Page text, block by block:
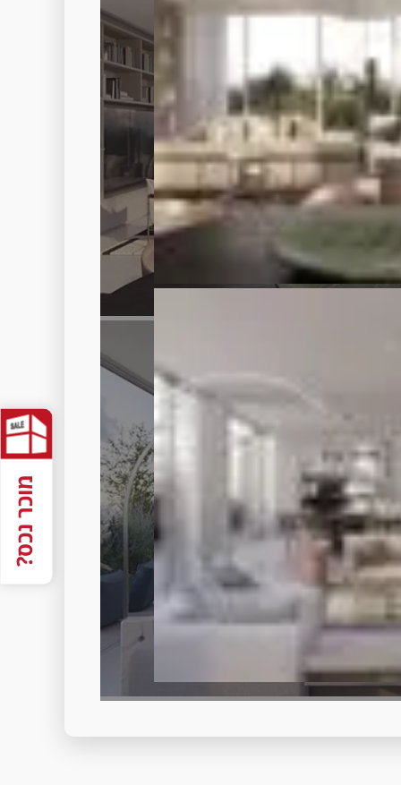
מוכר נכס?